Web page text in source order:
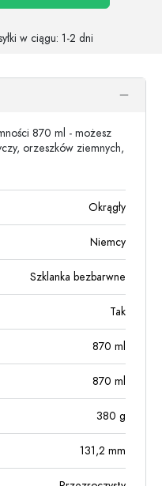
w ciągu: 1-2 dni
870 ml - możesz
orzeszków ziemnych,
Okrągły
Niemcy
Szklanka bezbarwne
Tak
870 ml
870 ml
380 g
131,2 mm